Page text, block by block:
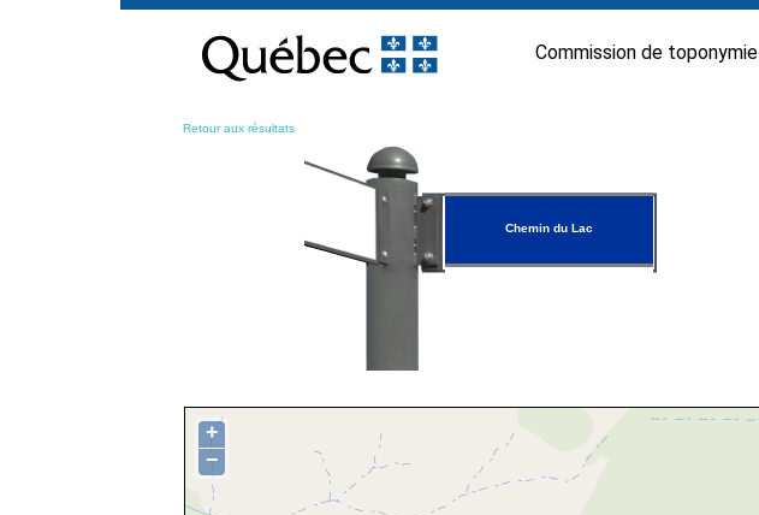
contenu
Commission de toponymie
Retour aux résultats
Chemin du Lac
+
−